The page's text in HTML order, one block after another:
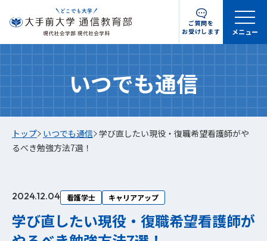
ご質問を
お受けします
メニュー
いつでも通信
トップ いつでも通信 学び直したい現役・復職希望看護師がや
るべき勉強方法7選！
2024.12.04 看護学士 キャリアアップ
学び直したい現役・復職希望看護師が